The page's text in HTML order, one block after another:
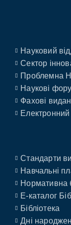
Науковий
Сектор
Проблемна
Наукові
Фахові
Електронний
Стандарти
Навчальні
Нормативна
E-каталог
Бібліотека
Дні